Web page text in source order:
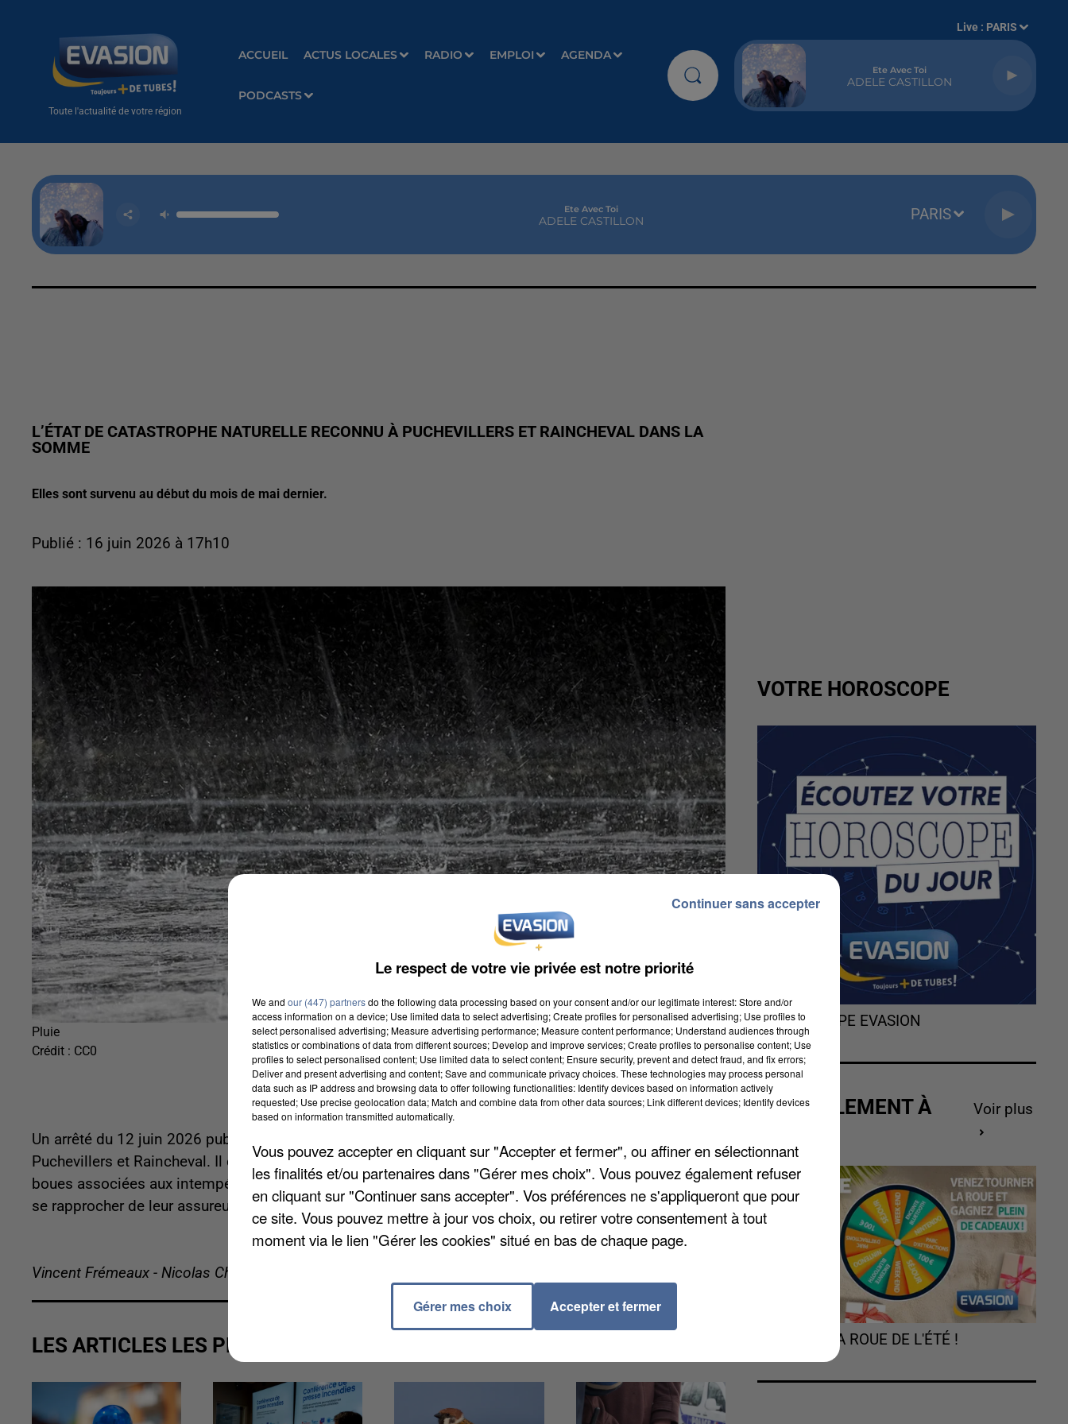
Toute l'actualité de votre région
ACCUEIL ACTUS LOCALES RADIO EMPLOI AGENDA
PODCASTS
Live : PARIS
Ete Avec Toi
ADELE CASTILLON
Ete Avec Toi
ADELE CASTILLON PARIS
L’ÉTAT DE CATASTROPHE NATURELLE RECONNU À PUCHEVILLERS ET RAINCHEVAL DANS LA
SOMME
Elles sont survenu au début du mois de mai dernier.
Publié : 16 juin 2026 à 17h10
Pluie
Crédit : CC0
Un arrêté du 12 juin 2026 publié le 13 reconnaît l’état de catastrophe naturelle aux communes de
Puchevillers et Raincheval. Il couvre les phénomènes d’inondation par ruissellement et les coulées de
boues associées aux intempéries de début mai 2026. Les sinistrés ont jusqu’au 13 juillet inclus pour
se rapprocher de leur assureur.
Vincent Frémeaux - Nicolas Chacun
LES ARTICLES LES PLUS VUS
VOTRE HOROSCOPE
L'HOROSCOPE EVASION
ACTUELLEMENT À
Voir plus
TOURNEZ LA ROUE DE L'ÉTÉ !
Le respect de votre vie privée est notre priorité
We and our (447) partnersdo the following data processing based on your consent and/or our legitimate interest: Store and/or
access information on a device; Use limited data to select advertising; Create profiles for personalised advertising; Use profiles to
select personalised advertising; Measure advertising performance; Measure content performance; Understand audiences through
statistics or combinations of data from different sources; Develop and improve services; Create profiles to personalise content; Use
profiles to select personalised content; Use limited data to select content; Ensure security, prevent and detect fraud, and fix errors;
Deliver and present advertising and content; Save and communicate privacy choices. These technologies may process personal
data such as IP address and browsing data to offer following functionalities: Identify devices based on information actively
requested; Use precise geolocation data; Match and combine data from other data sources; Link different devices; Identify devices
based on information transmitted automatically.
Vous pouvez accepter en cliquant sur "Accepter et fermer", ou affiner en sélectionnant
les finalités et/ou partenaires dans "Gérer mes choix". Vous pouvez également refuser
en cliquant sur "Continuer sans accepter". Vos préférences ne s'appliqueront que pour
ce site. Vous pouvez mettre à jour vos choix, ou retirer votre consentement à tout
moment via le lien "Gérer les cookies" situé en bas de chaque page.
Gérer mes choix Accepter et fermer
Continuer sans accepter